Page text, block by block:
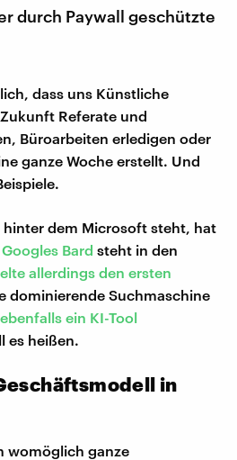
durch Paywall geschützte
dass uns Künstliche
Referate und
Büroarbeiten erledigen oder
ganze Woche erstellt. Und
, hinter dem Microsoft steht, hat
Googles Bard steht in den
allerdings den ersten
dominierende Suchmaschine
ebenfalls ein KI-Tool
es heißen.
in
womöglich ganze